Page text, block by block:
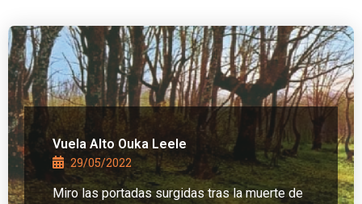
Vuela Alto Ouka Leele
29/05/2022
Miro las portadas surgidas tras la muerte de